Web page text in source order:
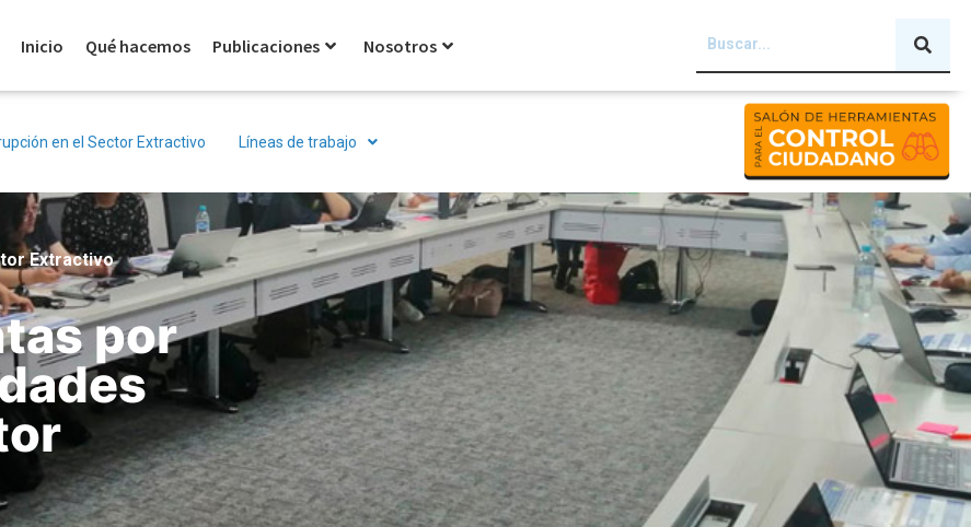
Inicio Qué hacemos Publicaciones Nosotros
en el Sector Extractivo Líneas de trabajo
Extractivo
por